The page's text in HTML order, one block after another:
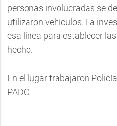
personas involucradas se
utilizaron vehículos. La
esa línea para establecer
hecho.
En el lugar trabajaron
PADO.